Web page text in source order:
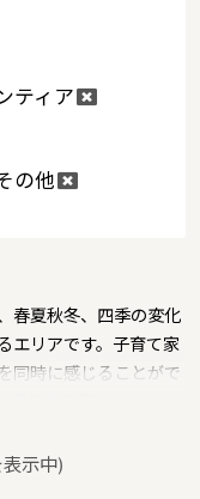
ティア
の他
春夏秋冬、四季の変化
エリアです。子育て家
同時に感じることがで
や喜びを感じることが
っています。新潟県
示中)